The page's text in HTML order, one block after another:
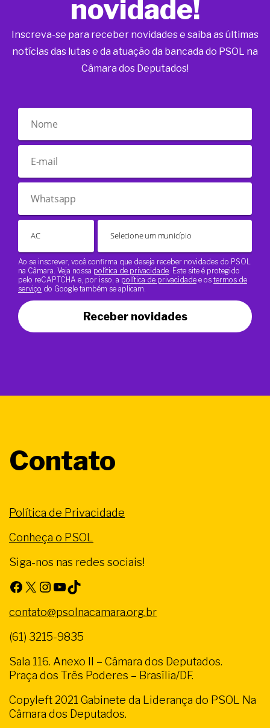
novidade!
Inscreva-se para receber novidades e saiba as últimas
notícias das lutas e da atuação da bancada do PSOL na
Câmara dos Deputados!
Ao se inscrever, você confirma que deseja receber novidades do PSOL
na Câmara. Veja nossa política de privacidade. Este site é protegido
pelo reCAPTCHA e, por isso, a política de privacidade e os termos de
serviço do Google também se aplicam.
Receber novidades
Contato
Política de Privacidade
Conheça o PSOL
Siga-nos nas redes sociais!
Facebook X Instagram Youtube TikTok
contato@psolnacamara.org.br
(61) 3215-9835
Sala 116. Anexo II – Câmara dos Deputados.
Praça dos Três Poderes – Brasília/DF.
Copyleft 2021 Gabinete da Liderança do PSOL Na
Câmara dos Deputados.